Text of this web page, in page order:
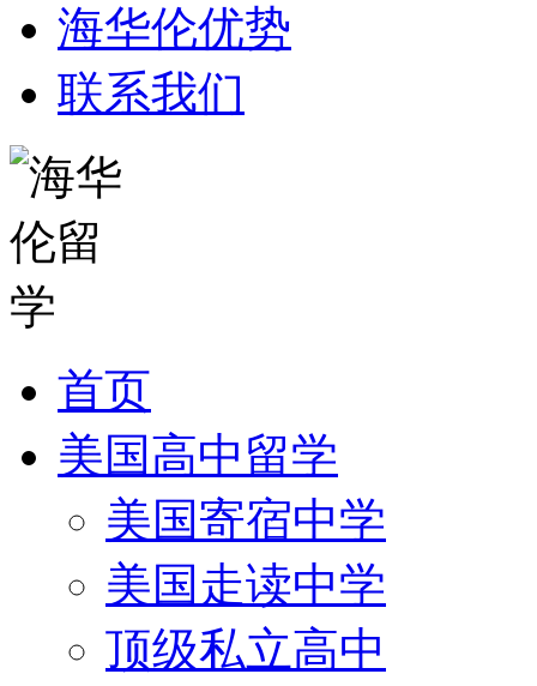
海华伦优势
联系我们
首页
美国高中留学
美国寄宿中学
美国走读中学
顶级私立高中